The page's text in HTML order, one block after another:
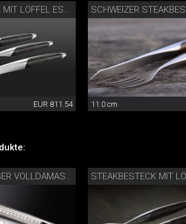
TAFELBESTECK MIT LÖFFEL ESCHE
EUR 811.54 11.0 cm
TASCHENMESSER VOLLDAMAST DIAMANT